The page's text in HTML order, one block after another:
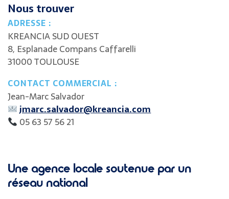
Nous trouver
ADRESSE :
KREANCIA SUD OUEST
8, Esplanade Compans Caffarelli
31000 TOULOUSE
CONTACT COMMERCIAL :
Jean-Marc Salvador
jmarc.salvador@kreancia.com
05 63 57 56 21
Une agence locale soutenue par un
réseau national